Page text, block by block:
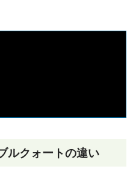
ルクォートの違い